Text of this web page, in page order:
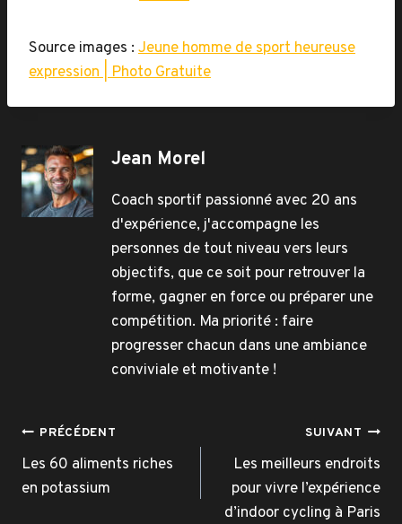
Source images : Jeune homme de sport heureuse
expression | Photo Gratuite
Jean Morel
Coach sportif passionné avec 20 ans
d'expérience, j'accompagne les
personnes de tout niveau vers leurs
objectifs, que ce soit pour retrouver la
forme, gagner en force ou préparer une
compétition. Ma priorité : faire
progresser chacun dans une ambiance
conviviale et motivante !
Navigation
de
l’article
PRÉCÉDENT
Les 60 aliments riches
en potassium
SUIVANT
Les meilleurs endroits
pour vivre l’expérience
d’indoor cycling à Paris